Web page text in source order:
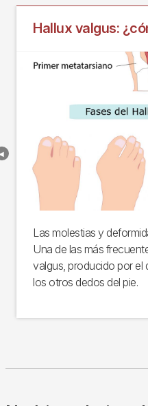
Hallux valgus:
Las molestias y
Una de las más
valgus, producido por el
los otros dedos del pie.